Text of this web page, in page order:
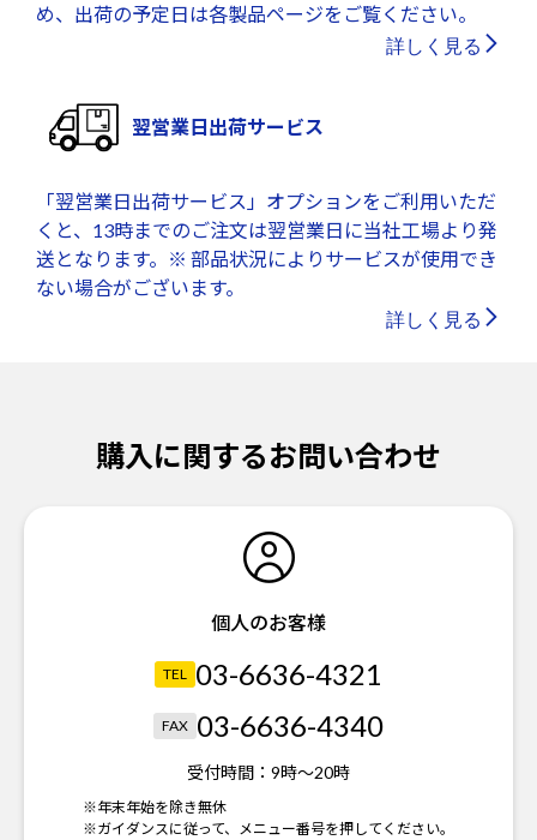
め、出荷の予定日は各製品ページをご覧ください。
詳しく見る
翌営業日出荷サービス
「翌営業日出荷サービス」オプションをご利用いただ
くと、13時までのご注文は翌営業日に当社工場より発
送となります。※ 部品状況によりサービスが使用でき
ない場合がございます。
詳しく見る
購入に関するお問い合わせ
個人のお客様
TEL 03-6636-4321
FAX 03-6636-4340
受付時間： 9時～20時
※年末年始を除き無休
※ガイダンスに従って、メニュー番号を押してください。